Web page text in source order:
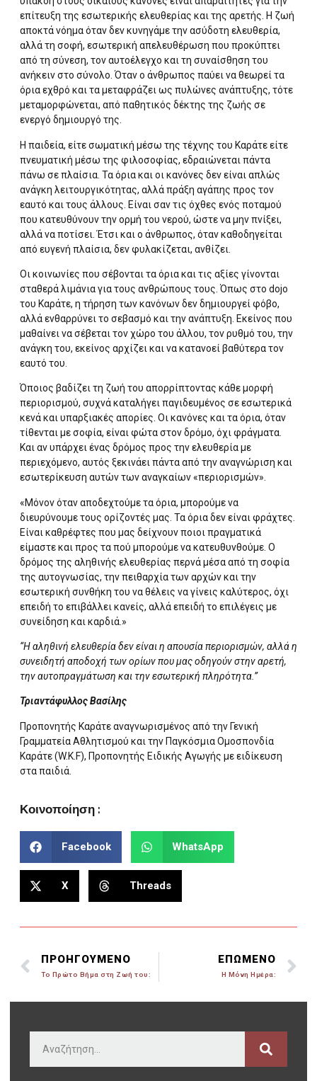
επίτευξη της εσωτερικής ελευθερίας και της αρετής. Η ζωή
αποκτά νόημα όταν δεν κυνηγάμε την ασύδοτη ελευθερία,
αλλά τη σοφή, εσωτερική απελευθέρωση που προκύπτει
από τη σύνεση, τον αυτοέλεγχο και τη συναίσθηση του
ανήκειν στο σύνολο. Όταν ο άνθρωπος παύει να θεωρεί τα
όρια εχθρό και τα μεταφράζει ως πυλώνες ανάπτυξης, τότε
μεταμορφώνεται, από παθητικός δέκτης της ζωής σε
ενεργό δημιουργό της.
Η παιδεία, είτε σωματική μέσω της τέχνης του Καράτε είτε
πνευματική μέσω της φιλοσοφίας, εδραιώνεται πάντα
πάνω σε πλαίσια. Τα όρια και οι κανόνες δεν είναι απλώς
ανάγκη λειτουργικότητας, αλλά πράξη αγάπης προς τον
εαυτό και τους άλλους. Είναι σαν τις όχθες ενός ποταμού
που κατευθύνουν την ορμή του νερού, ώστε να μην πνίξει,
αλλά να ποτίσει. Έτσι και ο άνθρωπος, όταν καθοδηγείται
από ευγενή πλαίσια, δεν φυλακίζεται, ανθίζει.
Οι κοινωνίες που σέβονται τα όρια και τις αξίες γίνονται
σταθερά λιμάνια για τους ανθρώπους τους. Όπως στο dojo
του Καράτε, η τήρηση των κανόνων δεν δημιουργεί φόβο,
αλλά ενθαρρύνει το σεβασμό και την ανάπτυξη. Εκείνος που
μαθαίνει να σέβεται τον χώρο του άλλου, τον ρυθμό του, την
ανάγκη του, εκείνος αρχίζει και να κατανοεί βαθύτερα τον
εαυτό του.
Όποιος βαδίζει τη ζωή του απορρίπτοντας κάθε μορφή
περιορισμού, συχνά καταλήγει παγιδευμένος σε εσωτερικά
κενά και υπαρξιακές απορίες. Οι κανόνες και τα όρια, όταν
τίθενται με σοφία, είναι φώτα στον δρόμο, όχι φράγματα.
Και αν υπάρχει ένας δρόμος προς την ελευθερία με
περιεχόμενο, αυτός ξεκινάει πάντα από την αναγνώριση και
εσωτερίκευση αυτών των αναγκαίων «περιορισμών».
«Μόνον όταν αποδεχτούμε τα όρια, μπορούμε να
διευρύνουμε τους ορίζοντές μας. Τα όρια δεν είναι φράχτες.
Είναι καθρέφτες που μας δείχνουν ποιοι πραγματικά
είμαστε και προς τα πού μπορούμε να κατευθυνθούμε. Ο
δρόμος της αληθινής ελευθερίας περνά μέσα από τη σοφία
της αυτογνωσίας, την πειθαρχία των αρχών και την
εσωτερική συνθήκη του να θέλεις να γίνεις καλύτερος, όχι
επειδή το επιβάλλει κανείς, αλλά επειδή το επιλέγεις με
συνείδηση και καρδιά.»
“Η αληθινή ελευθερία δεν είναι η απουσία περιορισμών, αλλά η
συνειδητή αποδοχή των ορίων που μας οδηγούν στην αρετή,
την αυτοπραγμάτωση και την εσωτερική πληρότητα.”
Τριαντάφυλλος Βασίλης
Προπονητής Καράτε αναγνωρισμένος από την Γενική
Γραμματεία Αθλητισμού και την Παγκόσμια Ομοσπονδία
Καράτε (W.K.F), Προπονητής Ειδικής Αγωγής με ειδίκευση
στα παιδιά.
Κοινοποίηση :
Facebook WhatsApp
X Threads
ΠΡΟΗΓΟΥΜΕΝΟ
Το Πρώτο Βήμα στη Ζωή του:
ΕΠΩΜΕΝΟ
Η Μόνη Ημέρα: